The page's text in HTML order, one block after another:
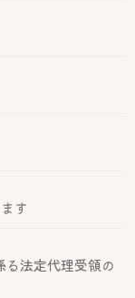
す
る法定代理受領の